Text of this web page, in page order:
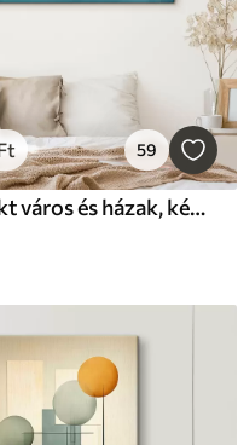
59
Képek Absztrakt város és házak, kék, sárga, piros színben